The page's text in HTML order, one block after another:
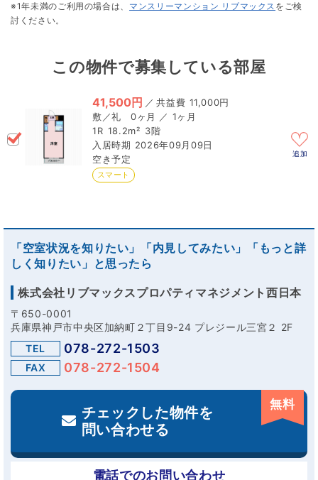
※1年未満のご利用の場合は、 マンスリーマンション リブマックス をご検
討ください。
この物件で募集している部屋
41,500円 ／
11,000円
0ヶ月 ／ 1ヶ月
1R 18.2m² 3階
2026年09月09日
空き予定
スマート
追加
「空室状況を知りたい」「内見してみたい」「もっと詳
しく知りたい」と思ったら
株式会社リブマックスプロパティマネジメント西日本
〒650-0001
兵庫県神戸市中央区加納町２丁目9-24 プレジール三宮２ 2F
TEL
078-272-1503
FAX 078-272-1504
チェックした物件を
問い合わせる
無料
電話でのお問い合わせ